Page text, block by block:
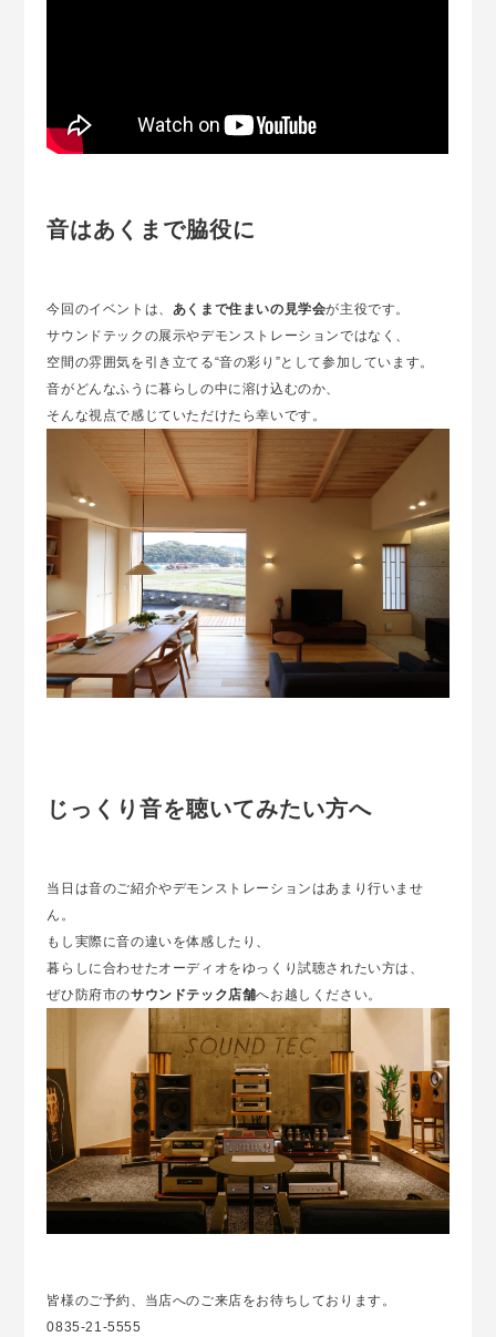
音はあくまで脇役に
今回のイベントは、 あくまで住まいの見学会が主役です。
サウンドテックの展示やデモンストレーションではなく、
空間の雰囲気を引き立てる“音の彩り”として参加しています。
音がどんなふうに暮らしの中に溶け込むのか、
そんな視点で感じていただけたら幸いです。
じっくり音を聴いてみたい方へ
当日は音のご紹介やデモンストレーションはあまり行いませ
ん。
もし実際に音の違いを体感したり、
暮らしに合わせたオーディオをゆっくり試聴されたい方は、
ぜひ防府市のサウンドテック店舗へお越しください。
皆様のご予約、当店へのご来店をお待ちしております。
0835-21-5555